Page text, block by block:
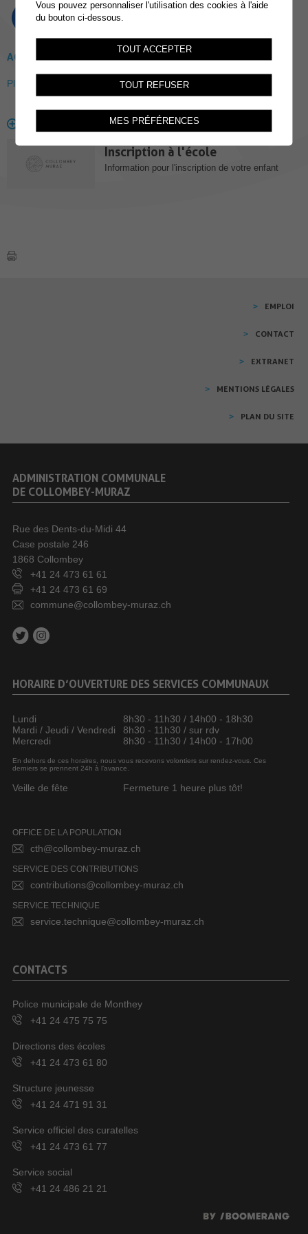
ACCESSIBILITÉ
Plus d'info en cliquant ici
EN SAVOIR PLUS
Inscription à l'école
Information pour l'inscription de votre enfant
EMPLOI
CONTACT
EXTRANET
MENTIONS LÉGALES
PLAN DU SITE
ADMINISTRATION COMMUNALE
DE COLLOMBEY-MURAZ
Rue des Dents-du-Midi 44
Case postale 246
1868 Collombey
+41 24 473 61 61
+41 24 473 61 69
commune@collombey-muraz.ch
HORAIRE D’OUVERTURE DES SERVICES COMMUNAUX
Lundi
8h30 - 11h30 / 14h00 - 18h30
Mardi / Jeudi / Vendredi
8h30 - 11h30 / sur rdv
Mercredi
8h30 - 11h30 / 14h00 - 17h00
En dehors de ces horaires, nous vous recevons volontiers sur rendez-vous. Ces
derniers se prennent 24h à l’avance.
Veille de fête Fermeture 1 heure plus tôt!
OFFICE DE LA POPULATION
cth@collombey-muraz.ch
SERVICE DES CONTRIBUTIONS
contributions@collombey-muraz.ch
SERVICE TECHNIQUE
service.technique@collombey-muraz.ch
CONTACTS
Police municipale de Monthey
+41 24 475 75 75
Directions des écoles
+41 24 473 61 80
Structure jeunesse
+41 24 471 91 31
Service officiel des curatelles
+41 24 473 61 77
Service social
+41 24 486 21 21
Vous pouvez personnaliser l'utilisation des cookies à l'aide
du bouton ci-dessous.
TOUT ACCEPTER
TOUT REFUSER
MES PRÉFÉRENCES